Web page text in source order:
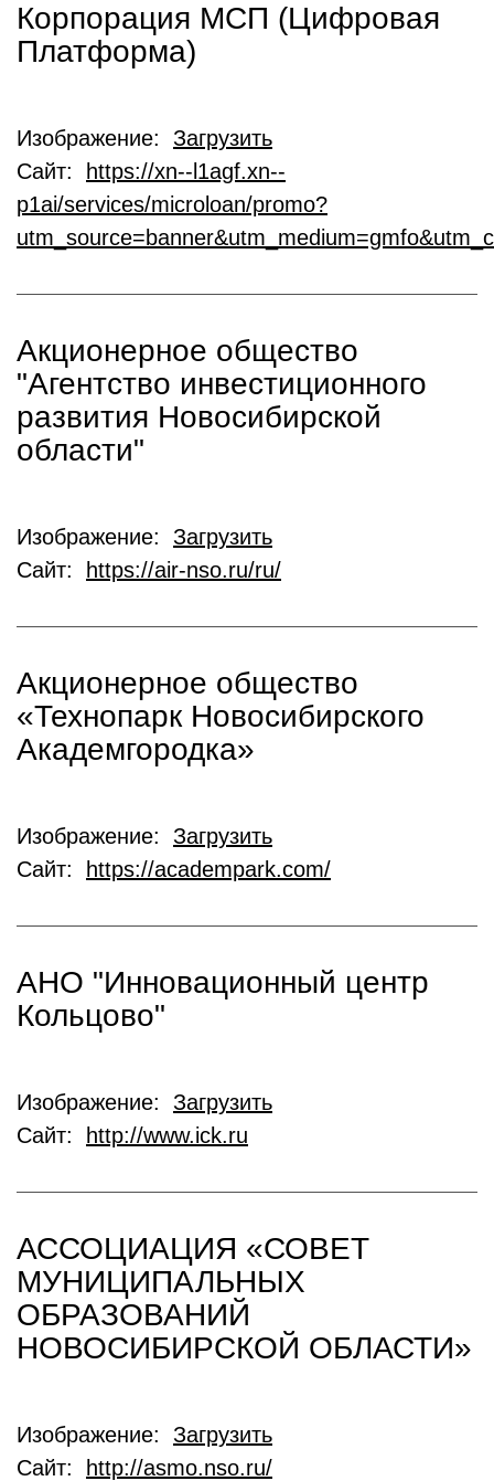
Корпорация МСП (Цифровая
Платформа)
Изображение: Загрузить
Сайт:
https://xn--l1agf.xn--
p1ai/services/microloan/promo?
Акционерное общество
"Агентство инвестиционного
развития Новосибирской
области"
Изображение: Загрузить
Сайт:
https://air-nso.ru/ru/
Акционерное общество
«Технопарк Новосибирского
Академгородка»
Изображение: Загрузить
Сайт:
https://academpark.com/
АНО "Инновационный центр
Кольцово"
Изображение: Загрузить
Сайт:
http://www.ick.ru
АССОЦИАЦИЯ «СОВЕТ
МУНИЦИПАЛЬНЫХ
ОБРАЗОВАНИЙ
НОВОСИБИРСКОЙ ОБЛАСТИ»
Изображение: Загрузить
Сайт:
http://asmo.nso.ru/